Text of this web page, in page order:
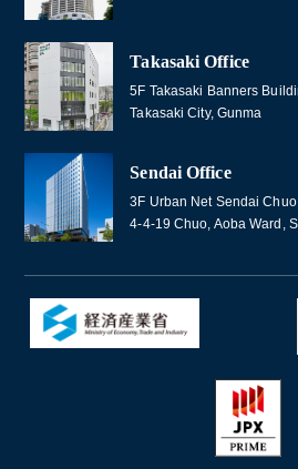
Takasaki Office
5F Takasaki Banners
Takasaki City, Gunma
Sendai Office
3F Urban Net Sendai
4-4-19 Chuo, Aoba Ward,